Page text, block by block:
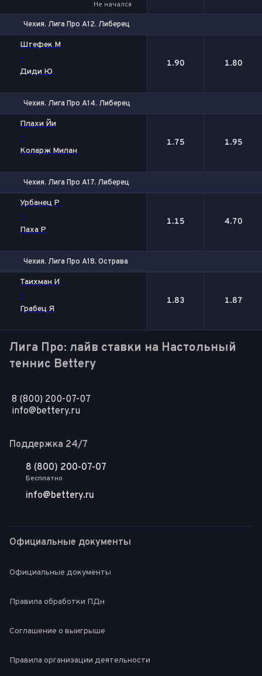
Не начался
Чехия. Лига Про А12. Либерец
Штефек М
-
Диди Ю
1.90 1.80
Чехия. Лига Про А14. Либерец
Плахи Йи
-
Коларж Милан
1.75 1.95
Чехия. Лига Про А17. Либерец
Урбанец Р
-
Паха Р
1.15 4.70
Чехия. Лига Про А18. Острава
Таихман И
-
Грабец Я
1.83 1.87
Лига Про: лайв ставки на Настольный
теннис Bettery
8 (800) 200-07-07
info@bettery.ru
Поддержка 24/7
8 (800) 200-07-07
Бесплатно
info@bettery.ru
Официальные документы
Официальные документы
Правила обработки ПДн
Соглашение о выигрыше
Правила организации деятельности